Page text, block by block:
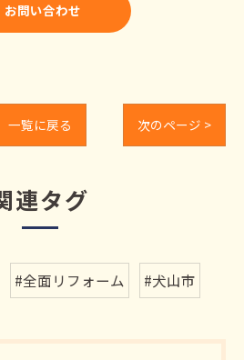
お問い合わせ
一覧に戻る 次のページ >
連タグ
#全面リフォーム #犬山市